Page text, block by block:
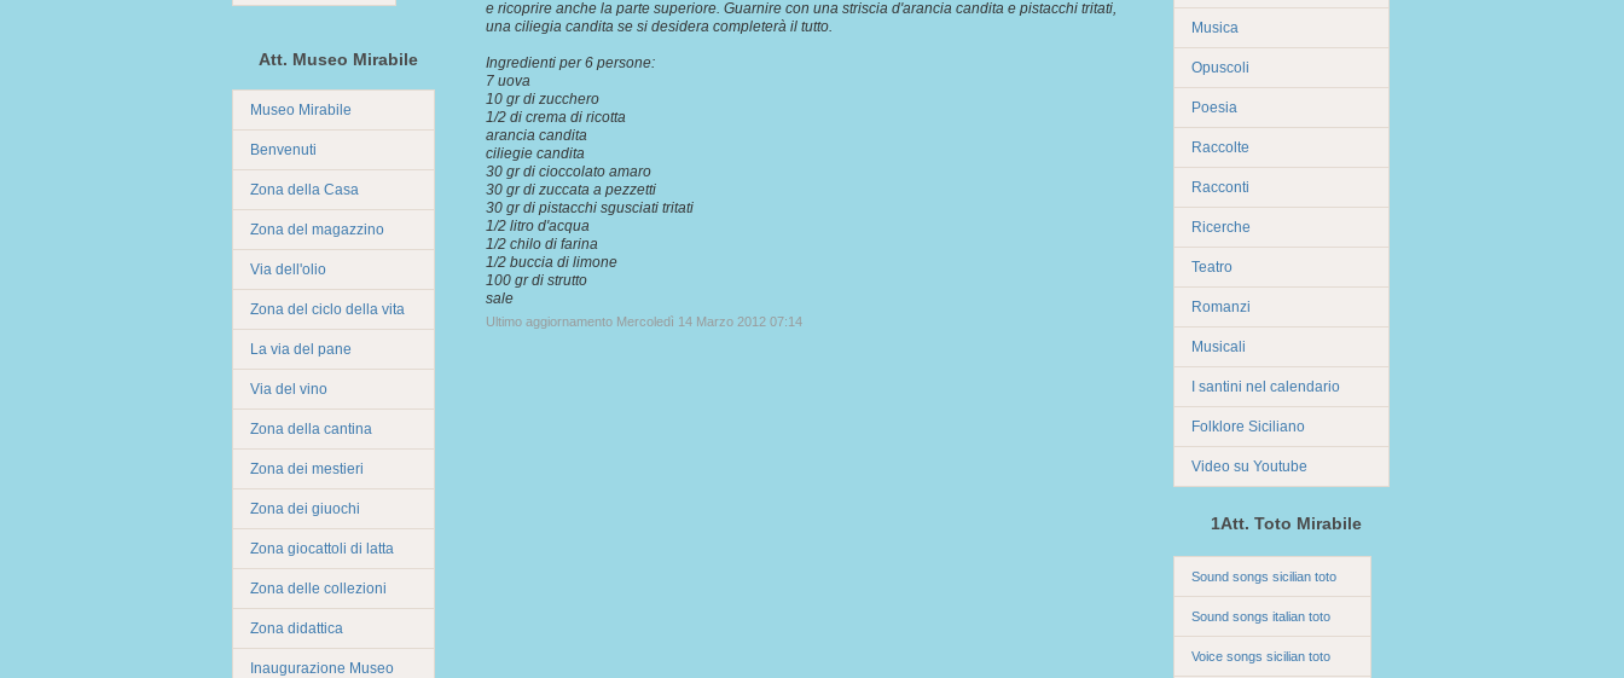
Att. Museo Mirabile
Museo Mirabile
Benvenuti
Zona della Casa
Zona del magazzino
Via dell'olio
Zona del ciclo della vita
La via del pane
Via del vino
Zona della cantina
Zona dei mestieri
Zona dei giuochi
Zona giocattoli di latta
Zona delle collezioni
Zona didattica
Inaugurazione Museo
e ricoprire anche la parte superiore. Guarnire con una striscia d'arancia candita e pistacchi tritati,
una ciliegia candita se si desidera completerà il tutto.
Ingredienti per 6 persone:
7 uova
10 gr di zucchero
1/2 di crema di ricotta
arancia candita
ciliegie candita
30 gr di cioccolato amaro
30 gr di zuccata a pezzetti
30 gr di pistacchi sgusciati tritati
1/2 litro d'acqua
1/2 chilo di farina
1/2 buccia di limone
100 gr di strutto
sale
Ultimo aggiornamento Mercoledì 14 Marzo 2012 07:14
Musica
Opuscoli
Poesia
Raccolte
Racconti
Ricerche
Teatro
Romanzi
Musicali
I santini nel calendario
Folklore Siciliano
Video su Youtube
1Att. Toto Mirabile
Sound songs sicilian toto
Sound songs italian toto
Voice songs sicilian toto